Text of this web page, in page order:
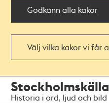
Godkänn alla kakor
Välj vilka kakor vi får
navigationen
huvudinnehållet
Historia i ord, ljud och bild